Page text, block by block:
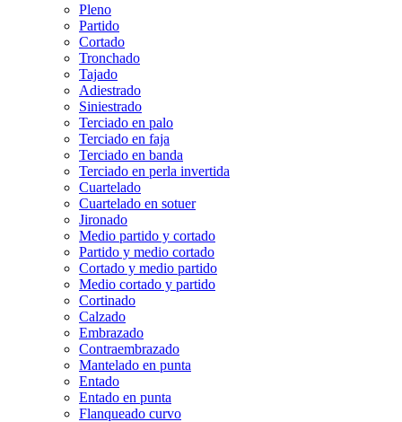
Pleno
Partido
Cortado
Tronchado
Tajado
Adiestrado
Siniestrado
Terciado en palo
Terciado en faja
Terciado en banda
Terciado en perla invertida
Cuartelado
Cuartelado en sotuer
Jironado
Medio partido y cortado
Partido y medio cortado
Cortado y medio partido
Medio cortado y partido
Cortinado
Calzado
Embrazado
Contraembrazado
Mantelado en punta
Entado
Entado en punta
Flanqueado curvo